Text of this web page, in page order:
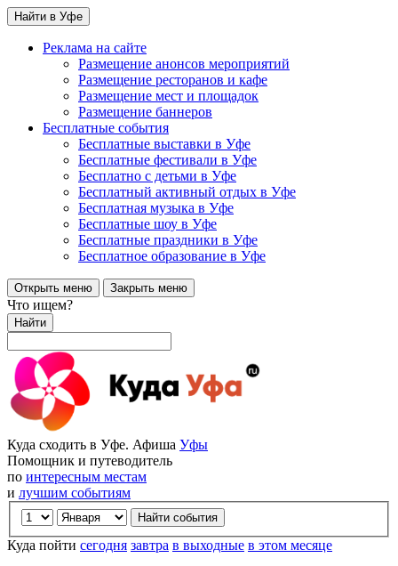
Найти в Уфе
Реклама на сайте
Размещение анонсов мероприятий
Размещение ресторанов и кафе
Размещение мест и площадок
Размещение баннеров
Бесплатные события
Бесплатные выставки в Уфе
Бесплатные фестивали в Уфе
Бесплатно с детьми в Уфе
Бесплатный активный отдых в Уфе
Бесплатная музыка в Уфе
Бесплатные шоу в Уфе
Бесплатные праздники в Уфе
Бесплатное образование в Уфе
Открыть меню Закрыть меню
Что ищем?
Найти
Куда сходить в Уфе. Афиша Уфы
Помощник и путеводитель
по интересным местам
и лучшим событиям
Куда пойти сегодня завтра в выходные в этом месяце